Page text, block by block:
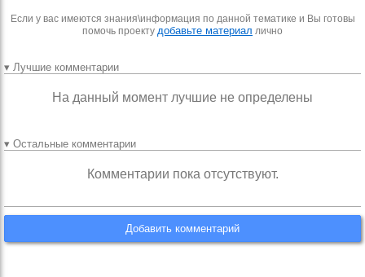
Если у вас имеются знания\информация по данной тематике и Вы готовы
помочь проекту добавьте материал лично
▾ Лучшие комментарии
На данный момент лучшие не определены
▾ Остальные комментарии
Комментарии пока отсутствуют.
Добавить комментарий